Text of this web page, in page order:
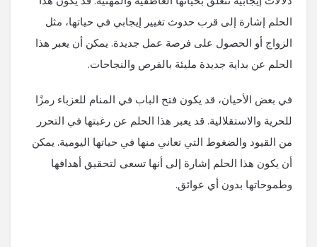
الحلم إشارة إلى قرب حدوث تغيير إيجابي في حياتها، مثل
الزواج أو الحصول على فرصة عمل جديدة. يمكن أن يعبر هذا
الحلم عن بداية جديدة مليئة بالفرص والنجاحات.
في بعض الأحيان، قد يكون فتح الباب في المنام للعزباء رمزًا
للحرية والاستقلالية. قد يعبر هذا الحلم عن رغبتها في التحرر
من القيود والضغوط التي تعاني منها في حياتها اليومية. يمكن
أن يكون هذا الحلم إشارة إلى أنها تسعى لتحقيق أهدافها
وطموحاتها بدون أي عوائق.